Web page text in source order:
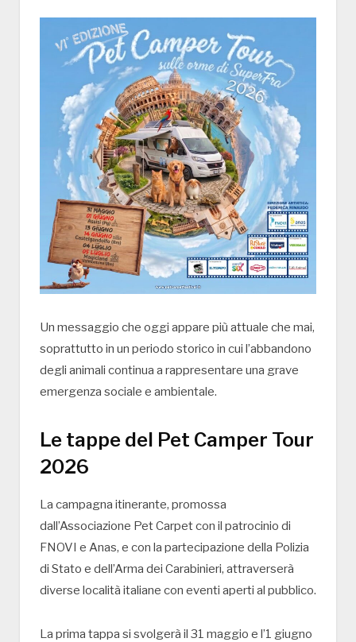
Un messaggio che oggi appare più attuale che mai,
soprattutto in un periodo storico in cui l’abbandono
degli animali continua a rappresentare una grave
emergenza sociale e ambientale.
Le tappe del Pet Camper Tour
2026
La campagna itinerante, promossa
dall’Associazione Pet Carpet con il patrocinio di
FNOVI e Anas, e con la partecipazione della Polizia
di Stato e dell’Arma dei Carabinieri, attraverserà
diverse località italiane con eventi aperti al pubblico.
La prima tappa si svolgerà il 31 maggio e l’1 giugno